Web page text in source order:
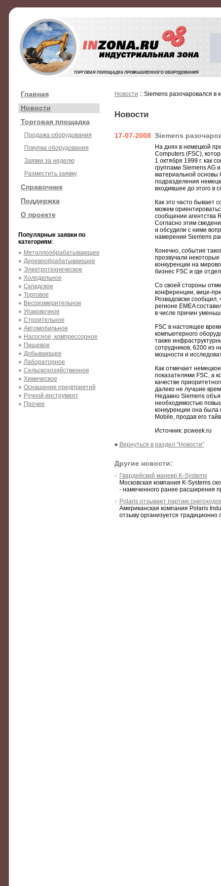
Главная
Новости
Торговая площадка
Продажа оборудования
Покупка оборудования
Заявки за неделю
Разместить заявку
Справочник
Поддержка
О проекте
Популярные заявки по
категориям:
Металлообрабатывающее
Деревообрабатывающее
Электротехническое
Холодильное
Складское
Торговое
Весоизмерительное
Упаковочное
Строительное
Автомобильное
Насосное, компрессорное
Пищевое
Добывающее
Лабораторное
Сельскохозяйственное
Химическое
Оснащение предприятий
Ручной инструмент
Прочее
Новости :: Siemens разочаровался в
Новости
17-07-2008 Siemens
На днях в немецкой
Computers (FSC),
1 октября 1999 г. как
группами Siemens AG
материальной основы
подразделения
входившее до этого в
Как это часто бывает
можем
сообщении агентства
Согласно этим
и обсудили с ними
намерении Siemens
Конечно, событие
прозвучали
конкуренции на
бизнес FSC и где
Со своей стороны
конференции, вице-
Розвадовски
регионе EMEA
в числе причин
FSC в настоящее
компьютерного
также
сотрудников, 6200 из
мощности и
Как отмечает
показателями FSС, а
качестве
далеко не лучшие
Недавно Siemens
необходимостью
конкуренции она
Mobile, продав его
Источник: pcweek.ru
» Вернуться в раздел "Новости"
Другие новости:
Гвардейский маневр K-Systems
Московская компания K-Systems
- намеченного ранее расширения
Polaris отзывает партию
Американская компания Polaris
отзыву организуется